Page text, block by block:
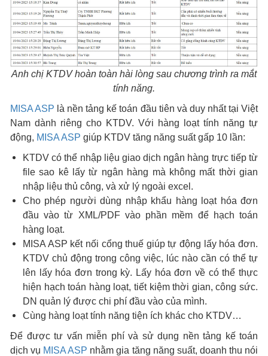
Anh chị KTDV hoàn toàn hài lòng sau chương trình ra mắt
tính năng.
MISA ASP là nền tảng kế toán đầu tiên và duy nhất tại Việt
Nam dành riêng cho KTDV. Với hàng loạt tính năng tự
động, MISA ASP giúp KTDV tăng năng suất gấp 10 lần:
KTDV có thể nhập liệu giao dịch ngân hàng trực tiếp từ
file sao kê lấy từ ngân hàng mà không mất thời gian
nhập liệu thủ công, và xử lý ngoài excel.
Cho phép người dùng nhập khẩu hàng loạt hóa đơn
đầu vào từ XML/PDF vào phần mềm để hạch toán
hàng loạt.
MISA ASP kết nối cổng thuế giúp tự động lấy hóa đơn.
KTDV chủ động trong công việc, lúc nào cần có thể tự
lên lấy hóa đơn trong kỳ. Lấy hóa đơn về có thể thực
hiện hạch toán hàng loạt, tiết kiệm thời gian, công sức.
DN quản lý được chi phí đầu vào của mình.
Cùng hàng loạt tính năng tiện ích khác cho KTDV…
Để được tư vấn miễn phí và sử dụng nền tảng kế toán
dịch vụ MISA ASP nhằm gia tăng năng suất, doanh thu nói